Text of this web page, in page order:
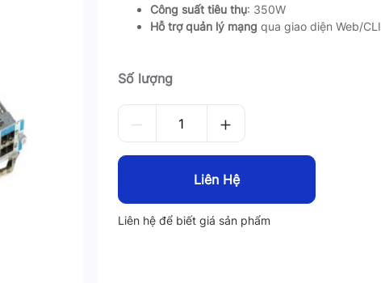
Công suất tiêu thụ: 350W
Hỗ trợ quản lý mạng qua giao diện Web/CLI
Số lượng
Liên Hệ
Liên hệ để biết giá sản phẩm